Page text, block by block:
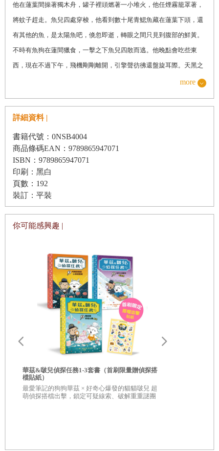
他在蓮葉間操著獨木舟，罐子裡頭燃著一小堆火，他任煙霧籠罩著，
將蚊子趕走。魚兒四處穿梭，他看到數十尾青鰓魚藏在蓮葉下頭，還
有其他的魚，是太陽魚吧，倏忽即逝，轉眼之間只見到腹部的鮮黃。
不時有魚狗在蓮間獵食，一擊之下魚兒四散而逃。他晚點會吃些東
西，現在不過下午，飛機剛剛離開，引擎聲彷彿還盤旋耳際。天黑之
飛行差不多要花掉四十分鐘，引擎聲震耳欲聾，他們也沒多再交談。
駕駛一下子往後靠，扭過來喊道：「你確定你一個人沒問題嗎？」
再沒問題不過了。布萊恩心裡想著，正要大喊出來，卻只點了點頭。
一直到降落之後，滑行到湖泊盡頭一個停泊口為止，他們都沒有再多
說什麼。
「你在這裡，」駕駛從包包的夾層裡拿出一張地圖，遞給布萊恩：
「這座小湖叫做培森湖。你得順這條溪往北，到自由湖，然後經過一
連串的湖泊……」他攤開地圖：「一直到威廉湖。斯彭家就在這裡紮
營。他們原本住在東北角，但是魚寨得繞著湖邊移動。如你所見，這
個湖挺大的，我估計有八到十哩長，湖面也不算窄。你可能得找一
找。」
他把地圖交給布萊恩，幫布萊恩卸下獨木舟，把行李搬上去。布萊恩
一開始先站在飛機的氣墊上，把地圖折好，將所在地朝上，塞進一個
塑膠袋裡好防水。接著才涉水走上岸。
more
詳細資料 |
書籍代號：0NSB4004
商品條碼EAN：9789865947071
ISBN：9789865947071
印刷：黑白
頁數：192
裝訂：平裝
你可能感興趣 |
華茲&啵兒偵探任務1-3套書（首刷限量贈偵探搭
檔貼紙）
最愛筆記的狗狗華茲 × 好奇心爆發的貓貓啵兒 超
萌偵探搭檔出擊，鎖定可疑線索、破解重重謎團